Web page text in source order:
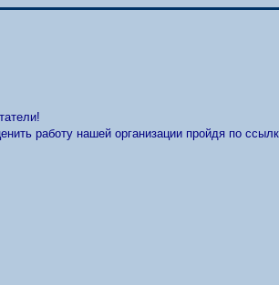
работу нашей организации пройдя по